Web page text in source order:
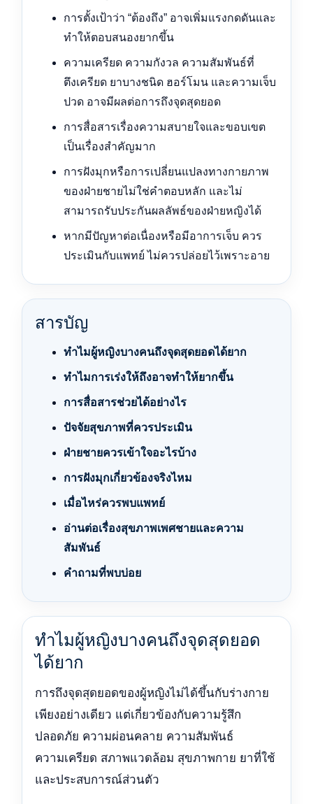
การตั้งเป้าว่า “ต้องถึง” อาจเพิ่มแรงกดดันและ
ทำให้ตอบสนองยากขึ้น
ความเครียด ความกังวล ความสัมพันธ์ที่
ตึงเครียด ยาบางชนิด ฮอร์โมน และความเจ็บ
ปวด อาจมีผลต่อการถึงจุดสุดยอด
การสื่อสารเรื่องความสบายใจและขอบเขต
เป็นเรื่องสำคัญมาก
การฝังมุกหรือการเปลี่ยนแปลงทางกายภาพ
ของฝ่ายชายไม่ใช่คำตอบหลัก และไม่
สามารถรับประกันผลลัพธ์ของฝ่ายหญิงได้
หากมีปัญหาต่อเนื่องหรือมีอาการเจ็บ ควร
ประเมินกับแพทย์ ไม่ควรปล่อยไว้เพราะอาย
สารบัญ
ทำไมผู้หญิงบางคนถึงจุดสุดยอดได้ยาก
ทำไมการเร่งให้ถึงอาจทำให้ยากขึ้น
การสื่อสารช่วยได้อย่างไร
ปัจจัยสุขภาพที่ควรประเมิน
ฝ่ายชายควรเข้าใจอะไรบ้าง
การฝังมุกเกี่ยวข้องจริงไหม
เมื่อไหร่ควรพบแพทย์
อ่านต่อเรื่องสุขภาพเพศชายและความ
สัมพันธ์
คำถามที่พบบ่อย
ทำไมผู้หญิงบางคนถึงจุดสุดยอด
ได้ยาก
การถึงจุดสุดยอดของผู้หญิงไม่ได้ขึ้นกับร่างกาย
เพียงอย่างเดียว แต่เกี่ยวข้องกับความรู้สึก
ปลอดภัย ความผ่อนคลาย ความสัมพันธ์
ความเครียด สภาพแวดล้อม สุขภาพกาย ยาที่ใช้
และประสบการณ์ส่วนตัว